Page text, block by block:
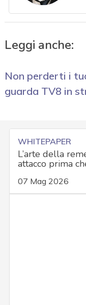
Leggi anche:
Non perderti i
guarda TV8 in
WHITEPAPER
L’arte della
attacco prima
07 Mag 2026